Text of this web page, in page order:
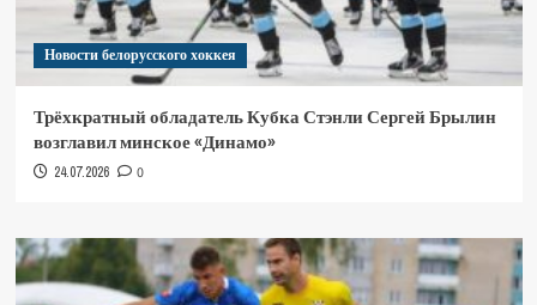
Новости белорусского хоккея
Трёхкратный обладатель Кубка Стэнли Сергей Брылин
возглавил минское «Динамо»
24.07.2026 0